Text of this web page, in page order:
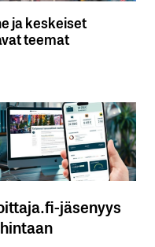
ja keskeiset
teemat
jäsenyys